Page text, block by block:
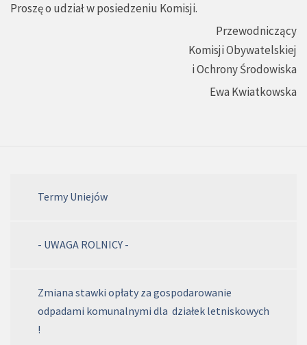
Proszę o udział w posiedzeniu Komisji.
Przewodniczący
Komisji Obywatelskiej
i Ochrony Środowiska
Ewa Kwiatkowska
Termy Uniejów
- UWAGA ROLNICY -
Zmiana stawki opłaty za gospodarowanie
odpadami komunalnymi dla działek letniskowych
!